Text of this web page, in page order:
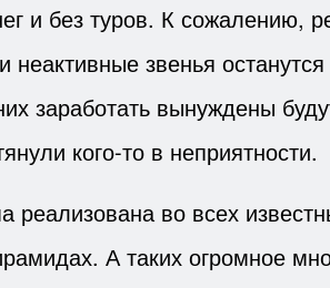
и без туров. К сожалению,
звенья
заработать вынуждены
кого-то в неприятности.
реализована во всех
А таких огромное